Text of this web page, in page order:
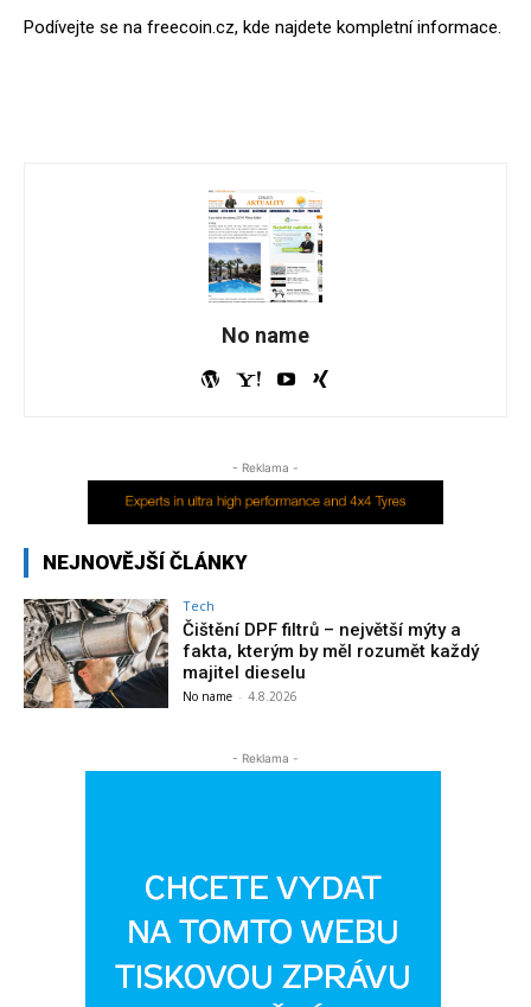
Podívejte se na freecoin.cz, kde najdete kompletní informace.
No name
- Reklama -
NEJNOVĚJŠÍ ČLÁNKY
Tech
Čištění DPF filtrů – největší mýty a
fakta, kterým by měl rozumět každý
majitel dieselu
No name - 4.8.2026
- Reklama -